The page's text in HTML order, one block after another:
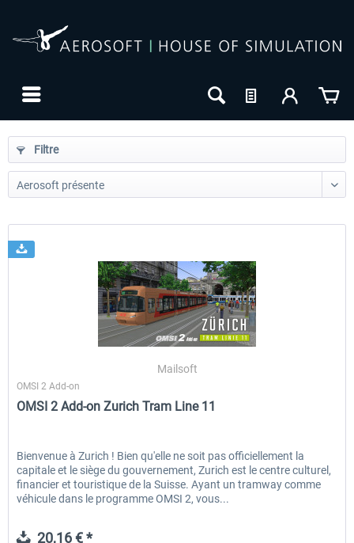
0,00 € * 35,99 € *
Filtre
Mailsoft
OMSI 2 Add-on
OMSI 2 Add-on Zurich Tram Line 11
Bienvenue à Zurich ! Bien qu'elle ne soit pas officiellement la
capitale et le siège du gouvernement, Zurich est le centre culturel,
financier et touristique de la Suisse. Ayant un tramway comme
véhicule dans le programme OMSI 2, vous...
20,16 € *